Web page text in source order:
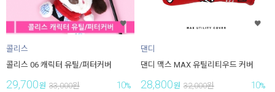
콜리스
콜리스 06 캐릭터 유틸/퍼터커버
29,700원 33,000원 10%
댄디
댄디 맥스 MAX 유틸리티우드 커버
28,800원 32,000원 10%